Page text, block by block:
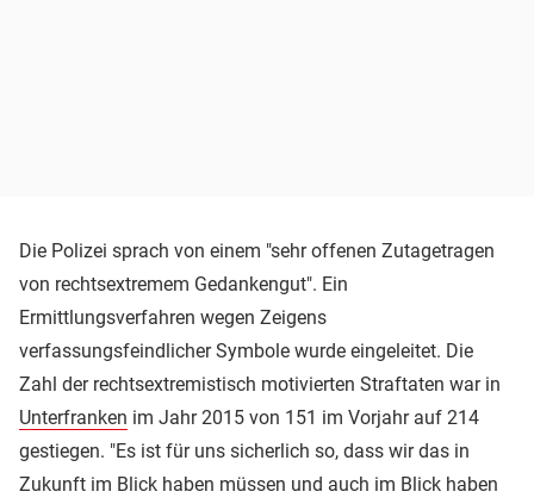
Die Polizei sprach von einem "sehr offenen Zutagetragen
von rechtsextremem Gedankengut". Ein
Ermittlungsverfahren wegen Zeigens
verfassungsfeindlicher Symbole wurde eingeleitet. Die
Zahl der rechtsextremistisch motivierten Straftaten war in
Unterfranken im Jahr 2015 von 151 im Vorjahr auf 214
gestiegen. "Es ist für uns sicherlich so, dass wir das in
Zukunft im Blick haben müssen und auch im Blick haben